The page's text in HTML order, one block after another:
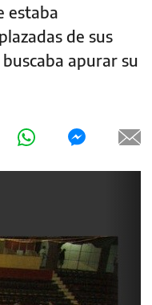
estaba
de sus
apurar su